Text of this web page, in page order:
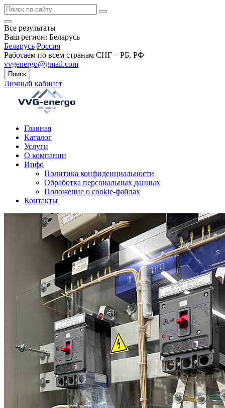
Все результаты
Ваш регион: Беларусь
Беларусь Россия
Работаем по всем странам СНГ – РБ, РФ
vvgenergo@gmail.com
Поиск
Личный кабинет
Главная
Каталог
Услуги
О компании
Инфо
Политика конфиденциальности
Обработка персональных данных
Положение о cookie-файлах
Контакты